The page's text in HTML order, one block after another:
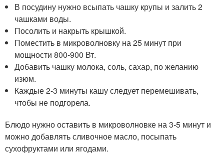
В посудину нужно всыпать чашку крупы и залить 2
чашками воды.
Посолить и накрыть крышкой.
Поместить в микроволновку на 25 минут при
мощности 800-900 Вт.
Добавить чашку молока, соль, сахар, по желанию
изюм.
Каждые 2-3 минуты кашу следует перемешивать,
чтобы не подгорела.
Блюдо нужно оставить в микроволновке на 3-5 минут и
можно добавлять сливочное масло, посыпать
сухофруктами или ягодами.